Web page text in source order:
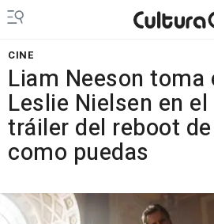
CINE
Liam Neeson
Leslie Nielsen en
tráiler del reboot
como puedas